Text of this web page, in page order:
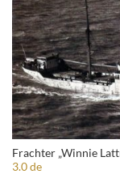
Frachter „Winnie
3.0 de